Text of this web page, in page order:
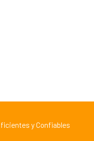
y Confiables